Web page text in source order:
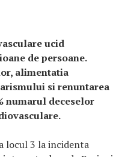
ucid
de persoane.
alimentatia
si renuntarea
numarul deceselor
locul 3 la incidenta